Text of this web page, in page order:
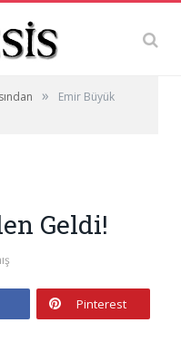
»
Emir Büyük
Geldi!
Pinterest